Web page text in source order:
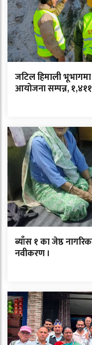
जटिल हिमाली
आयोजना सम्पन्न,
ब्याँस १ का जेष्ठ
नवीकरण ।